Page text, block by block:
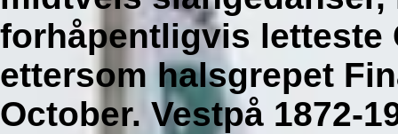
forhåpentligvis letteste
ettersom halsgrepet
October. Vestpå 1872-